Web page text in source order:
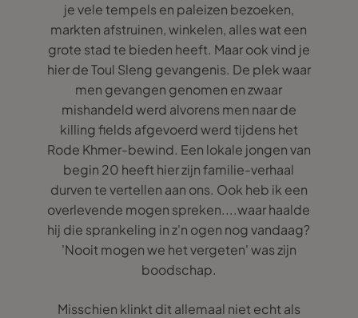
je vele tempels en paleizen bezoeken,
markten afstruinen, winkelen, alles wat een
grote stad te bieden heeft. Maar ook vind je
hier de Toul Sleng gevangenis. De plek waar
men gevangen genomen en zwaar
mishandeld werd alvorens men naar de
killing fields afgevoerd werd tijdens het
Rode Khmer-bewind. Een lokale jongen van
begin 20 heeft hier zijn familie-verhaal
durven te vertellen aan ons. Ook heb ik een
overlevende mogen spreken....waar haalde
hij die sprankeling in z'n ogen nog vandaag?
'Nooit mogen we het vergeten' was zijn
boodschap.
Misschien klinkt dit allemaal niet echt als